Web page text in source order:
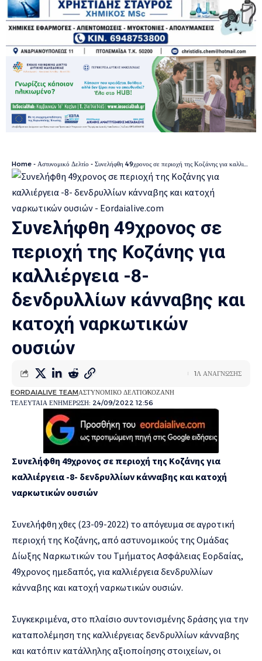
Home - Αστυνομικό Δελτίο - Συνελήφθη 49χρονος σε περιοχή της Κοζάνης για καλλιέργεια -8- δενδρυλλίων κάνναβης και κατοχή ναρκωτικών ουσιών
Συνελήφθη 49χρονος σε
περιοχή της Κοζάνης για
καλλιέργεια -8-
δενδρυλλίων κάνναβης και
κατοχή ναρκωτικών
ουσιών
ΤΕΛΕΥΤΑΙΑ ΕΝΗΜΕΡΩΣΗ: 24/09/2022 12:56
EORDAIALIVE TEAMΑΣΤΥΝΟΜΙΚΟ ΔΕΛΤΙΟΚΟΖΑΝΗ
1Λ ΑΝΑΓΝΩΣΗΣ
Συνελήφθη 49χρονος σε περιοχή της Κοζάνης για
καλλιέργεια -8- δενδρυλλίων κάνναβης και κατοχή
ναρκωτικών ουσιών
Συνελήφθη χθες (23-09-2022) το απόγευμα σε αγροτική
περιοχή της Κοζάνης, από αστυνομικούς της Ομάδας
Δίωξης Ναρκωτικών του Τμήματος Ασφάλειας Εορδαίας,
49χρονος ημεδαπός, για καλλιέργεια δενδρυλλίων
κάνναβης και κατοχή ναρκωτικών ουσιών.
Συγκεκριμένα, στο πλαίσιο συντονισμένης δράσης για την
καταπολέμηση της καλλιέργειας δενδρυλλίων κάνναβης
και κατόπιν κατάλληλης αξιοποίησης στοιχείων, οι